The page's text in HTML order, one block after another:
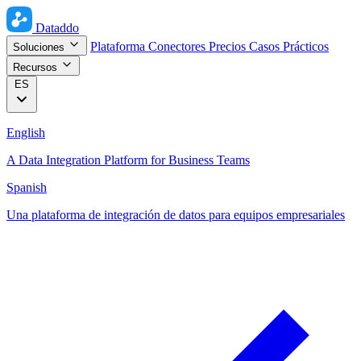
Dataddo
Soluciones Plataforma Conectores Precios Casos Prácticos
Recursos
ES
English
A Data Integration Platform for Business Teams
Spanish
Una plataforma de integración de datos para equipos empresariales